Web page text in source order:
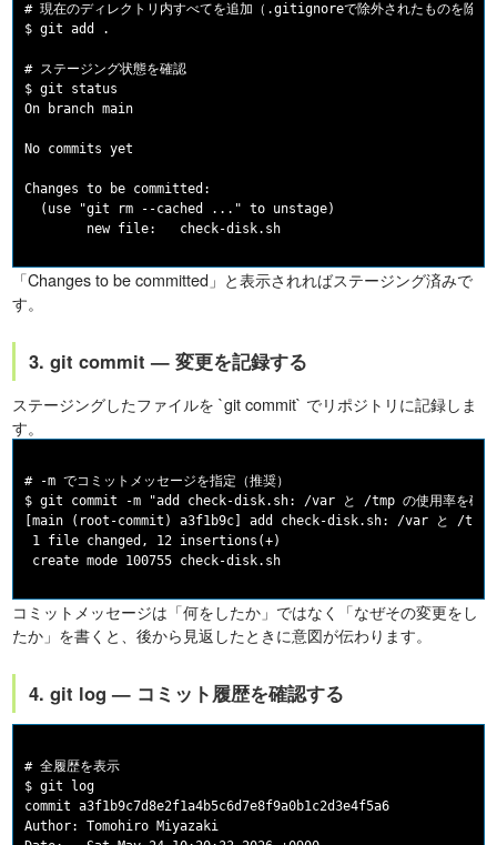
# 現在のディレクトリ内すべてを追加（.gitignoreで除外されたものを除く
$ git add .
# ステージング状態を確認
$ git status
On branch main
No commits yet
Changes to be committed:
  (use "git rm --cached
..." to unstage)
「Changes to be committed」と表示されればステージング済みで
す。
3. git commit — 変更を記録する
ステージングしたファイルを `git commit` でリポジトリに記録しま
す。
# -m でコミットメッセージを指定（推奨）
$ git commit -m "add check-disk.sh: /var と /tmp の使用率を確認
[main (root-commit) a3f1b9c] add check-disk.sh: /var と /tmp の
1 file changed, 12 insertions(+)
コミットメッセージは「何をしたか」ではなく「なぜその変更をし
たか」を書くと、後から見返したときに意図が伝わります。
4. git log — コミット履歴を確認する
# 全履歴を表示
$ git log
commit a3f1b9c7d8e2f1a4b5c6d7e8f9a0b1c2d3e4f5a6
Author: Tomohiro Miyazaki